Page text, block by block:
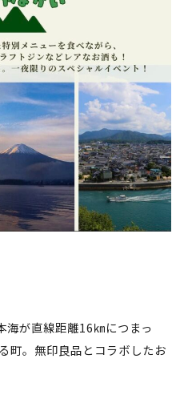
が直線距離16㎞につまっ
町。無印良品とコラボしたお